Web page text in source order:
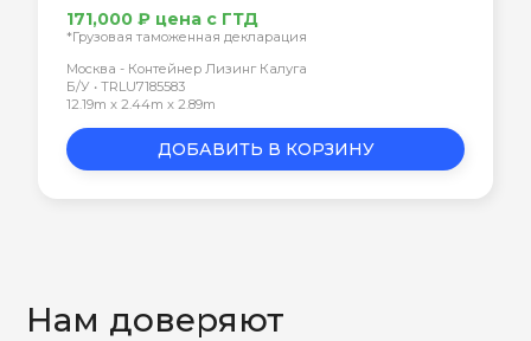
171,000 ₽ цена с ГТД
*Грузовая таможенная декларация
Москва - Контейнер Лизинг Калуга
Б/У • TRLU7185583
12.19m x 2.44m x 2.89m
ДОБАВИТЬ В КОРЗИНУ
Нам доверяют